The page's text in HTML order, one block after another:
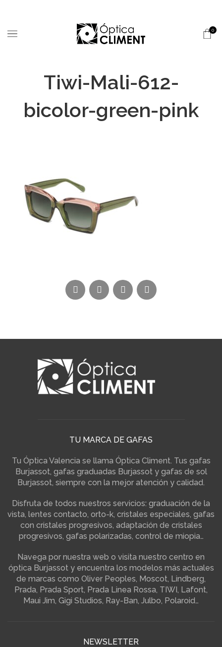
0
Tiwi-Mali-612-
bicolor-green-pink
TU MARCA DE GAFAS
Tu Óptica Valencia se llama Óptica Climent. Tus gafas
Burjassot, gafas graduadas Burjassot y gafas de sol
Burjassot, siempre con la mejor atención y calidad.
Disfruta de todos nuestros servicios: graduación de la
vista, lentes contacto, orto-k, cristales especiales, gafas
con cristales progresivos, adaptación de cristales
progresivos, gafas polarizadas, control de miopia…
Navega por nuestra web o visita nuestro centro en
óptica Burjassot y encuentra los modelos más actuales
de marcas como Oliver Peoples, Moscot, Lindberg,
Prada, Prada Sport, Prada Linea Rossa, TIWI, Lafont,
Maui Jim, Gigi Studios, Ray-Ban, Julbo, Polaroid…
NEWSLETTER